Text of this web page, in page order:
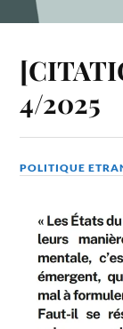
4/2025
POLITIQUE